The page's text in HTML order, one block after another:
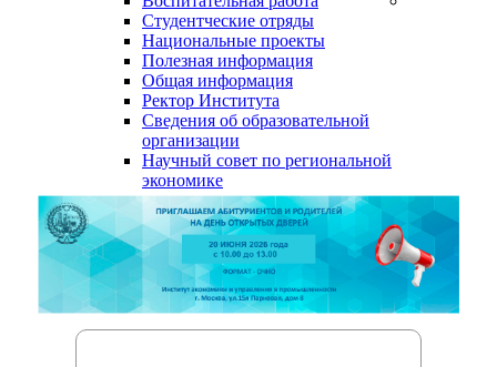
Студентческие отряды
Национальные проекты
Полезная информация
Общая информация
Ректор Института
Сведения об образовательной
организации
Научный совет по региональной
экономике